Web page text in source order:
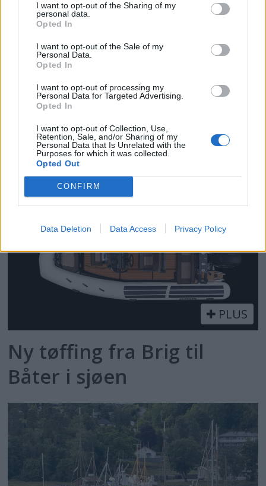
I want to opt-out of the Sharing of my
personal data.
Opted In
I want to opt-out of the Sale of my
Personal Data.
Opted In
I want to opt-out of processing my
Personal Data for Targeted Advertising.
Opted In
I want to opt-out of Collection, Use,
Retention, Sale, and/or Sharing of my
Personal Data that Is Unrelated with the
Purposes for which it was collected.
Opted Out
CONFIRM
Data Deletion Data Access Privacy Policy
Få gratis tilgang til
havneguide
SPAR 659 KRONER: Tegn abonnement på
Båtmagasinet nå, og få gratis tilgang til
Havneguiden Online!
PLUS
Ny tøffing fra Brig til
Båter i sjøen